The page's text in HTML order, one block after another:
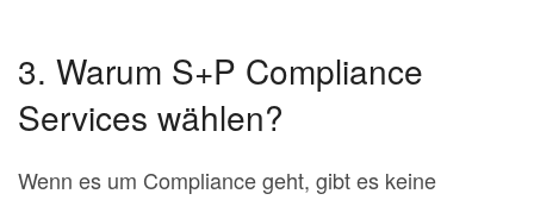
3. Warum S+P Compliance
Services wählen?
Wenn es um Compliance geht, gibt es keine